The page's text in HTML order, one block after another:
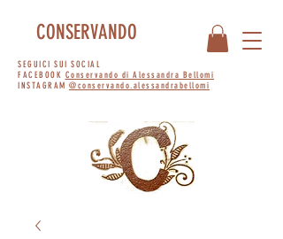
CONSERVANDO
SEGUICI SUI SOCIAL
FACEBOOK Conservando di Alessandra Bellomi
INSTAGRAM @conservando.alessandrabellomi